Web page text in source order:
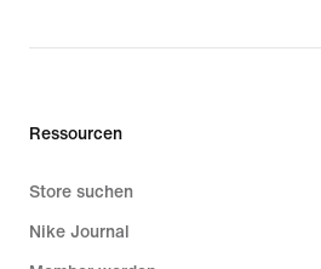
Ressourcen
Store suchen
Nike Journal